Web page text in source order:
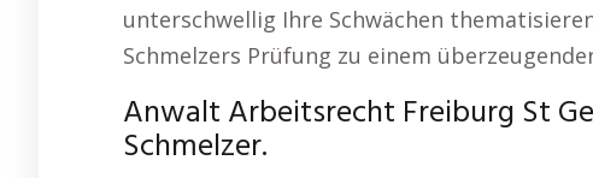
unterschwellig Ihre Schwächen
Schmelzers Prüfung zu einem
Anwalt Arbeitsrecht Freiburg St
Schmelzer.